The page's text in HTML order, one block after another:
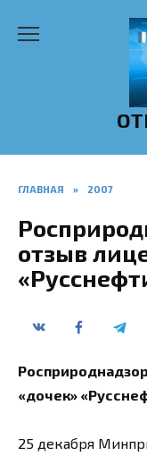
ГЛАВНАЯ » 2007
отзыв
«дочек»
25 декабря